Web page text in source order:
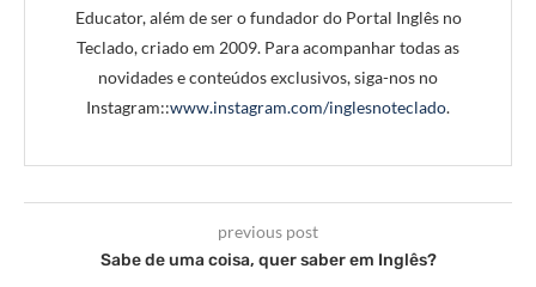
Educator, além de ser o fundador do Portal Inglês no
Teclado, criado em 2009. Para acompanhar todas as
novidades e conteúdos exclusivos, siga-nos no
Instagram::www.instagram.com/inglesnoteclado.
previous post
Sabe de uma coisa, quer saber em Inglês?